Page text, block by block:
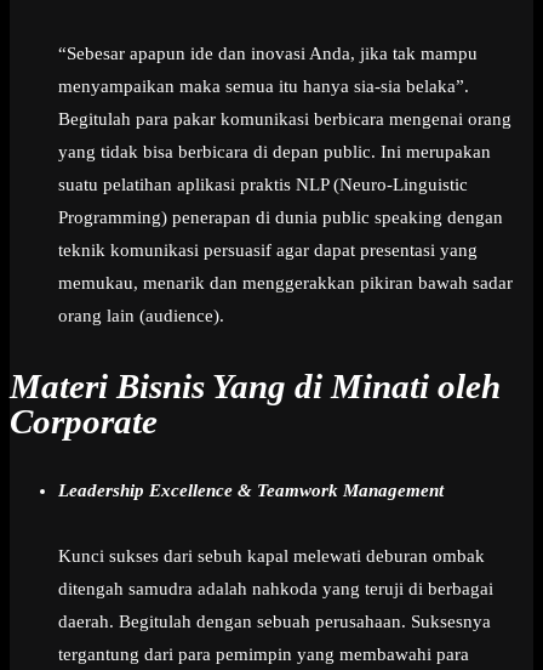
“Sebesar apapun ide dan inovasi Anda, jika tak mampu
menyampaikan maka semua itu hanya sia-sia belaka”.
Begitulah para pakar komunikasi berbicara mengenai orang
yang tidak bisa berbicara di depan public. Ini merupakan
suatu pelatihan aplikasi praktis NLP (Neuro-Linguistic
Programming) penerapan di dunia public speaking dengan
teknik komunikasi persuasif agar dapat presentasi yang
memukau, menarik dan menggerakkan pikiran bawah sadar
orang lain (audience).
Materi Bisnis Yang di Minati oleh
Corporate
Leadership Excellence & Teamwork Management
Kunci sukses dari sebuh kapal melewati deburan ombak
ditengah samudra adalah nahkoda yang teruji di berbagai
daerah. Begitulah dengan sebuah perusahaan. Suksesnya
tergantung dari para pemimpin yang membawahi para